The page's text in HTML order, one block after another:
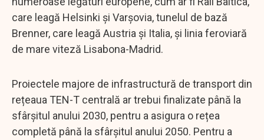
care leagă Helsinki și Varșovia, tunelul de bază
Brenner, care leagă Austria și Italia, și linia feroviară
de mare viteză Lisabona-Madrid.
Proiectele majore de infrastructură de transport din
rețeaua TEN-T centrală ar trebui finalizate până la
sfârșitul anului 2030, pentru a asigura o rețea
completă până la sfârșitul anului 2050. Pentru a